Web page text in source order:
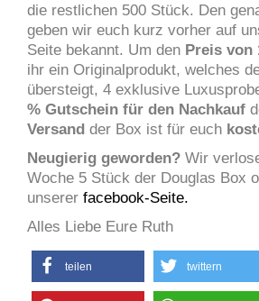
die restlichen 500 Stück. Den
geben wir euch kurz vorher auf
Seite bekannt. Um den Preis von
ihr ein Originalprodukt, welches
übersteigt, 4 exklusive
% Gutschein für den Nachkauf
Versand der Box ist für euch
Neugierig geworden? Wir
Woche 5 Stück der Douglas Box
unserer facebook-Seite.
Alles Liebe Eure Ruth
teilen twittern